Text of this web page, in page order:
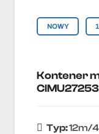
NOWY
Kontener
Typ:12m/